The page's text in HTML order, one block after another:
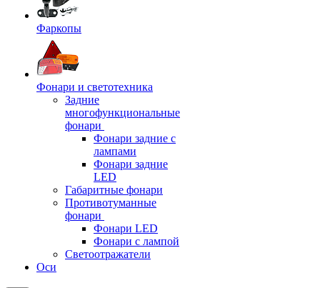
Фаркопы
Фонари и светотехника
Задние
многофункциональные
фонари
Фонари задние с
лампами
Фонари задние
LED
Габаритные фонари
Противотуманные
фонари
Фонари LED
Фонари с лампой
Светоотражатели
Оси